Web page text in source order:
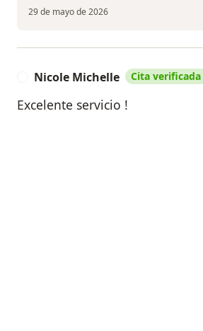
29 de mayo de 2026
Nicole Michelle Cita verificada
Excelente servicio !